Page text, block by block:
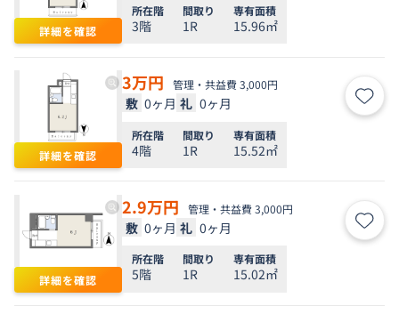
詳細を確認
所在階
3階
間取り
1R
専有面積
15.96㎡
詳細を確認
3万円 管理・共益費 3,000円
敷 0ヶ月 礼 0ヶ月 お気
所在階
4階
間取り
1R
専有面積
15.52㎡
詳細を確認
2.9万円 管理・共益費 3,000円
敷 0ヶ月 礼 0ヶ月 お気
所在階
5階
間取り
1R
専有面積
15.02㎡